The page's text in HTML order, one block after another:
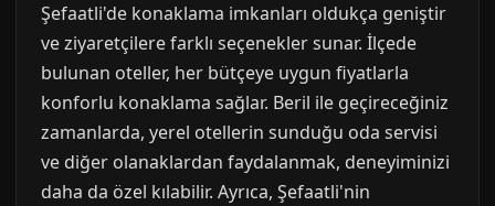
Şefaatli'de konaklama imkanları oldukça geniştir
ve ziyaretçilere farklı seçenekler sunar. İlçede
bulunan oteller, her bütçeye uygun fiyatlarla
konforlu konaklama sağlar. Beril ile geçireceğiniz
zamanlarda, yerel otellerin sunduğu oda servisi
ve diğer olanaklardan faydalanmak, deneyiminizi
daha da özel kılabilir. Ayrıca, Şefaatli'nin